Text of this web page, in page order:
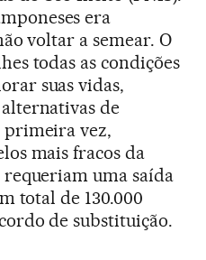
era
voltar a semear. O
todas as condições
suas vidas,
de
primeira vez,
mais fracos da
uma saída
total de 130.000
de substituição.